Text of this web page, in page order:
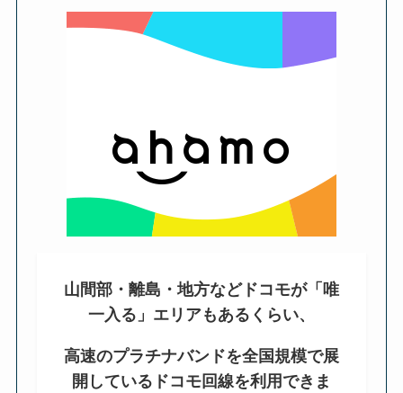
山間部・離島・地方などドコモが「唯
一入る」エリアもあるくらい、
高速のプラチナバンドを全国規模で展
開しているドコモ回線を利用できま